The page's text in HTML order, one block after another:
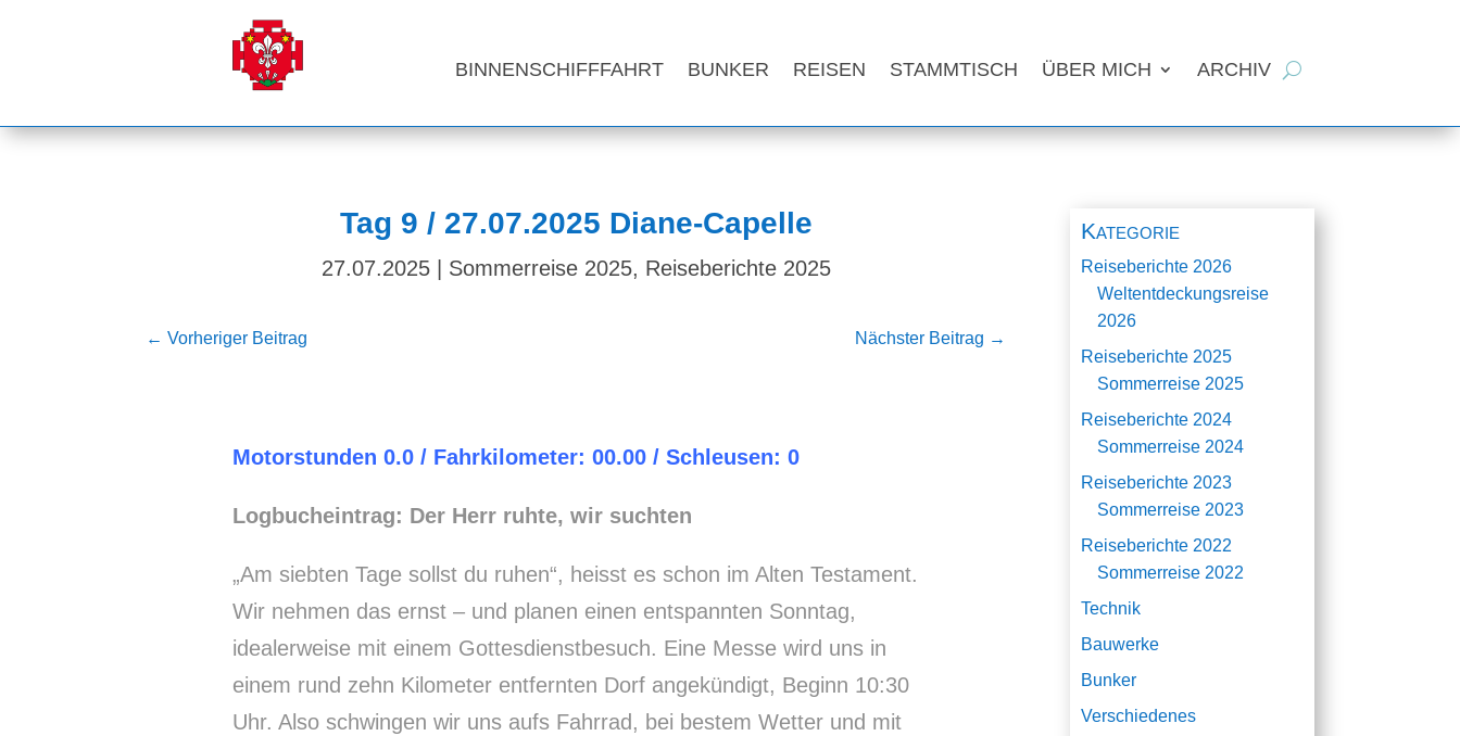
BINNENSCHIFFFAHRT BUNKER REISEN STAMMTISCH ÜBER MICH ARCHIV
Tag 9 / 27.07.2025 Diane-Capelle
27.07.2025| Sommerreise 2025, Reiseberichte 2025
←Vorheriger Beitrag Nächster Beitrag →
Motorstunden 0.0 / Fahrkilometer: 00.00 / Schleusen: 0
Logbucheintrag: Der Herr ruhte, wir suchten
„Am siebten Tage sollst du ruhen“, heisst es schon im Alten Testament.
Wir nehmen das ernst – und planen einen entspannten Sonntag,
idealerweise mit einem Gottesdienstbesuch. Eine Messe wird uns in
einem rund zehn Kilometer entfernten Dorf angekündigt, Beginn 10:30
Uhr. Also schwingen wir uns aufs Fahrrad, bei bestem Wetter und mit
Kategorie
Reiseberichte 2026
Weltentdeckungsreise
2026
Reiseberichte 2025
Sommerreise 2025
Reiseberichte 2024
Sommerreise 2024
Reiseberichte 2023
Sommerreise 2023
Reiseberichte 2022
Sommerreise 2022
Technik
Bauwerke
Bunker
Verschiedenes